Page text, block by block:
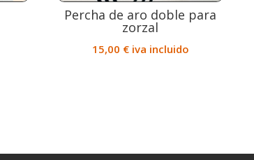
Percha de aro doble para
zorzal
15,00 € iva incluido